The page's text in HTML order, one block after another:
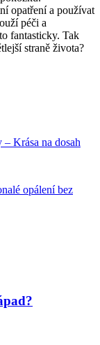
opatření a používat
péči a
fantasticky. Tak
straně života?
Krása na dosah
opálení bez